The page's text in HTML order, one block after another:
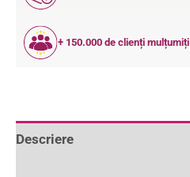
+ 150.000 de clienți mulțumiți
Descriere